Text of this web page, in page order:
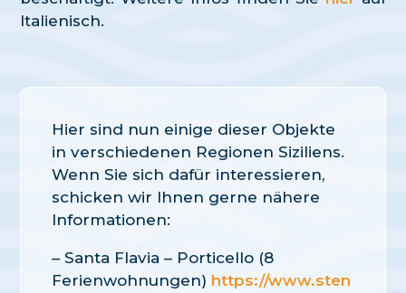
Italienisch.
Hier sind nun einige dieser Objekte
in verschiedenen Regionen Siziliens.
Wenn Sie sich dafür interessieren,
schicken wir Ihnen gerne nähere
Informationen:
– Santa Flavia – Porticello (8
Ferienwohnungen) https://www.sten